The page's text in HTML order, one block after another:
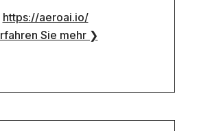
https://aeroai.io/
Sie mehr ❯